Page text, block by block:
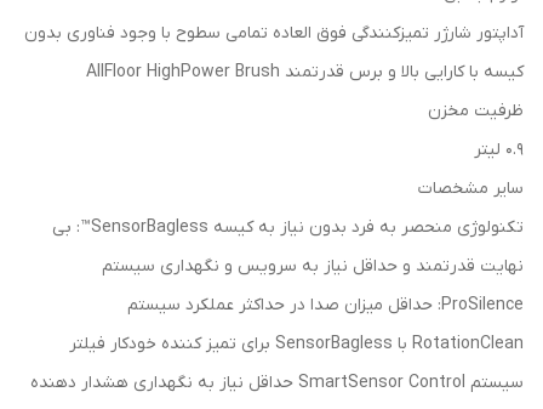
آداپتور شارژر تمیزکنندگی فوق العاده تمامی سطوح با وجود فناوری بدون
کیسه با کارایی بالا و برس قدرتمند AllFloor HighPower Brush
ظرفیت مخزن
0.9 لیتر
سایر مشخصات
تکنولوژی منحصر به فرد بدون نیاز به کیسه SensorBagless™: بی
نهایت قدرتمند و حداقل نیاز به سرویس و نگهداری سیستم
ProSilence: حداقل میزان صدا در حداکثر عملکرد سیستم
RotationClean با SensorBagless برای تمیز کننده خودکار فیلتر
سیستم SmartSensor Control حداقل نیاز به نگهداری هشدار دهنده